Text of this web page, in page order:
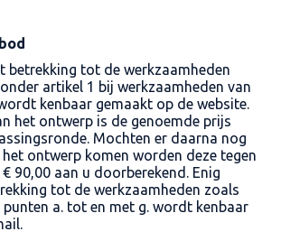
betrekking tot de werkzaamheden
artikel 1 bij werkzaamheden van
kenbaar gemaakt op de website.
het ontwerp is de genoemde prijs
Mochten er daarna nog
ontwerp komen worden deze tegen
90,00 aan u doorberekend. Enig
tot de werkzaamheden zoals
a. tot en met g. wordt kenbaar